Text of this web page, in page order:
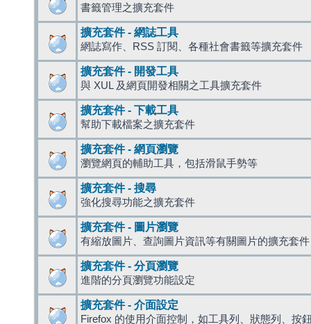
書籤管理之擴充套件
擴充套件 - 網誌工具
網誌寫作、RSS 訂閱、各種社會書籤等擴充套件
擴充套件 - 開發工具
與 XUL 及網頁開發相關之工具擴充套件
擴充套件 - 下載工具
幫助下載檔案之擴充套件
擴充套件 - 網頁瀏覽
瀏覽網頁的輔助工具，包括滑鼠手勢等
擴充套件 - 搜尋
強化搜尋功能之擴充套件
擴充套件 - 圖片瀏覽
有縮放圖片、查詢圖片資訊等有關圖片的擴充套件
擴充套件 - 分頁瀏覽
進階的分頁瀏覽功能設定
擴充套件 - 介面設定
Firefox 的使用介面控制，如工具列、狀態列、按